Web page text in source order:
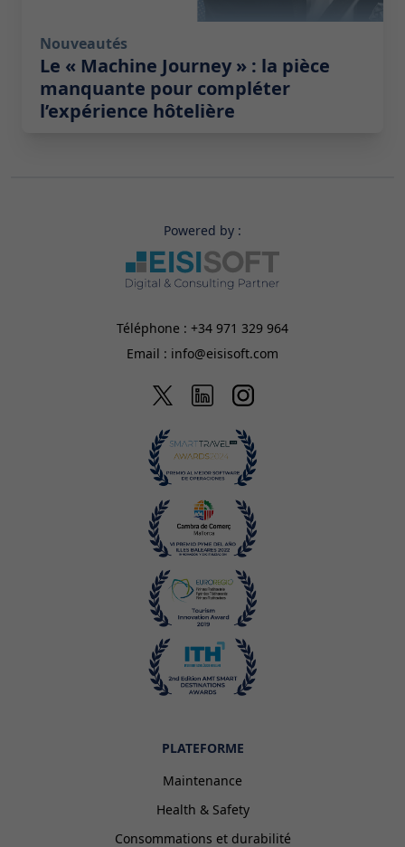
Nouveautés
Le « Machine Journey » : la pièce
manquante pour compléter
l’expérience hôtelière
Powered by :
Téléphone : +34 971 329 964
Email : info@eisisoft.com
PLATEFORME
Maintenance
Health & Safety
Consommations et durabilité